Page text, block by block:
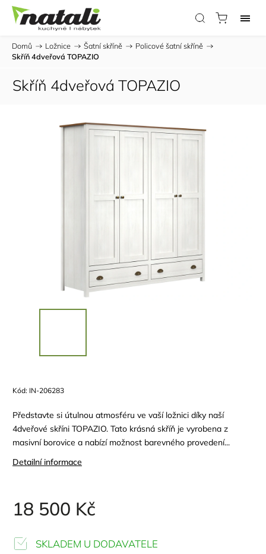
Domů / Ložnice / Šatní skříně / Policové šatní skříně /
Skříň 4dveřová TOPAZIO
Skříň 4dveřová TOPAZIO
Kód: IN-206283
Představte si útulnou atmosféru ve vaší ložnici díky naší
4dveřové skříni TOPAZIO. Tato krásná skříň je vyrobena z
masivní borovice a nabízí možnost barevného provedení...
Detailní informace
18 500 Kč
SKLADEM U DODAVATELE